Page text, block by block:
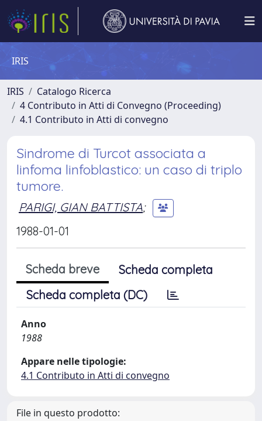
IRIS
IRIS
Catalogo Ricerca
4 Contributo in Atti di Convegno (Proceeding)
4.1 Contributo in Atti di convegno
Sindrome di Turcot associata a
linfoma linfoblastico: un caso di triplo
tumore.
PARIGI, GIAN BATTISTA;
1988-01-01
Scheda breve
Scheda completa
Scheda completa (DC)
Anno
1988
Appare nelle tipologie:
4.1 Contributo in Atti di convegno
File in questo prodotto: